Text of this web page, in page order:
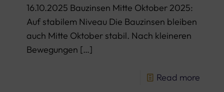
16.10.2025 Bauzinsen Mitte Oktober 2025:
Auf stabilem Niveau Die Bauzinsen bleiben
auch Mitte Oktober stabil. Nach kleineren
Bewegungen […]
Read more